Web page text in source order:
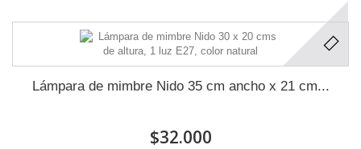
Lámpara de mimbre Nido 35 cm ancho x 21 cm...
$32.000